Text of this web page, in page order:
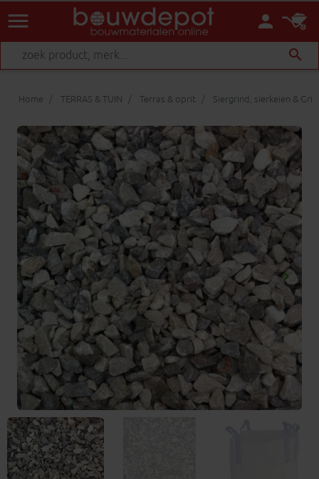
person
menu
search
Home TERRAS & TUIN Terras & oprit Siergrind, sierkeien &
keyboard_arrow_right